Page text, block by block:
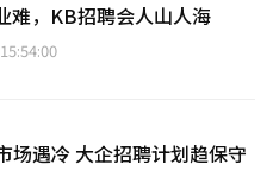
难，KB招聘会人山人海
场遇冷 大企招聘计划趋保守